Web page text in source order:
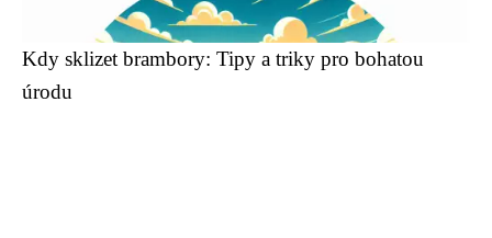
Kdy sklizet brambory: Tipy a triky pro bohatou
úrodu